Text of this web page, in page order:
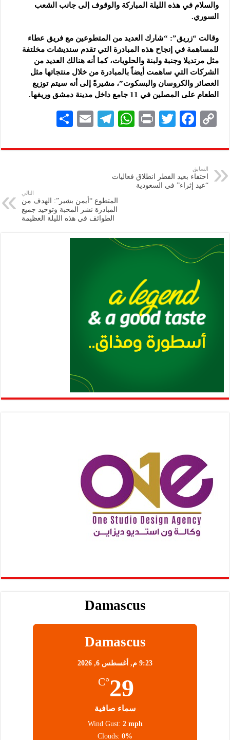
والسلام في هذه الليلة المباركة والوقوف إلى جانب الشعب
السوري.
وقالت “زريق”: “شارك العديد من المتطوعين مع فريق عطاء
للمساهمة في إنجاح هذه المبادرة التي تقدم سنديشات مخلتفة
مثل مرتديلا وجنبة ولبنة والحلويات، كما أنه هنالك العديد من
الشركات التي ساهمت أيضاً بالمبادرة من خلال منتجاتها مثل
العصائر والكروسان والبسكوت”، مشيرةً إلى أنه سيتم توزيع
الطعام على المصلين في 11 جامع داخل مدينة دمشق وريفها.
C
p
y
Li
F
eb
k
T
tt
P
nt
W
at
A
p
p
Te
gr
E
ai
ar
السابق
احتفاء بعيد الفطر انطلاق فعاليات
“عيد إثراء” في السعودية
التالي
المتطوع “أيمن بشير”: الهدف من
المبادرة نشر المحبة وتوحيد جميع
الطوائف في هذه الليلة العظيمة
Damascus
Damascus
9:23 م, أغسطس 6, 2026
29
°C
سماء صافية
Wind Gust: 2 mph
Clouds: 0%